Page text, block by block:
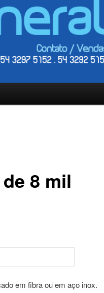
8 mil
em fibra ou em aço inox.